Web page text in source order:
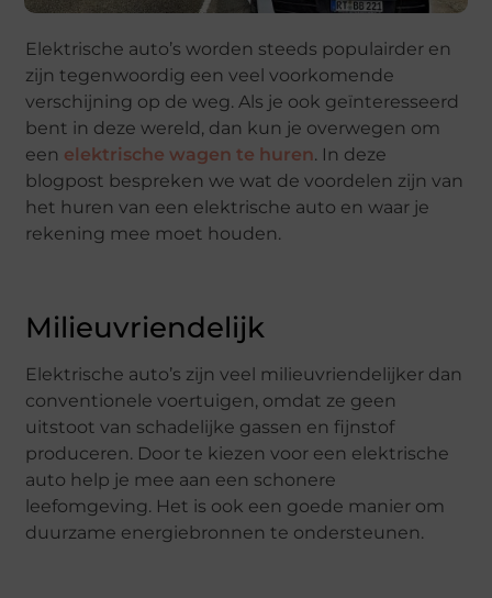
Elektrische auto’s worden steeds populairder en
zijn tegenwoordig een veel voorkomende
verschijning op de weg. Als je ook geïnteresseerd
bent in deze wereld, dan kun je overwegen om
een elektrische wagen te huren. In deze
blogpost bespreken we wat de voordelen zijn van
het huren van een elektrische auto en waar je
rekening mee moet houden.
Milieuvriendelijk
Elektrische auto’s zijn veel milieuvriendelijker dan
conventionele voertuigen, omdat ze geen
uitstoot van schadelijke gassen en fijnstof
produceren. Door te kiezen voor een elektrische
auto help je mee aan een schonere
leefomgeving. Het is ook een goede manier om
duurzame energiebronnen te ondersteunen.